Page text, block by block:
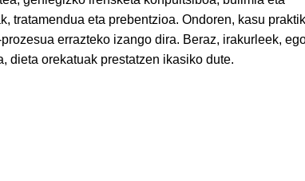
tratamendua eta prebentzioa. Ondoren, kasu
errazteko izango dira. Beraz, irakurleek,
dieta orekatuak prestatzen ikasiko dute.